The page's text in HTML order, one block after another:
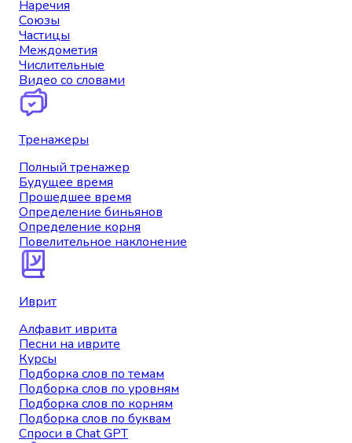
Наречия
Союзы
Частицы
Междометия
Числительные
Видео со словами
Тренажеры
Полный тренажер
Будущее время
Прошедшее время
Определение биньянов
Определение корня
Повелительное наклонение
Иврит
Алфавит иврита
Песни на иврите
Курсы
Подборка слов по темам
Подборка слов по уровням
Подборка слов по корням
Подборка слов по буквам
Спроси в Chat GPT